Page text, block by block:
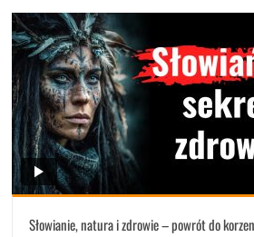
Słowianie, natura i zdrowie – powrót do